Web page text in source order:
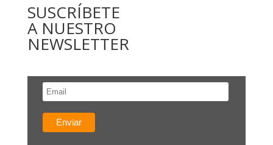
SUSCRÍBETE
A NUESTRO
NEWSLETTER